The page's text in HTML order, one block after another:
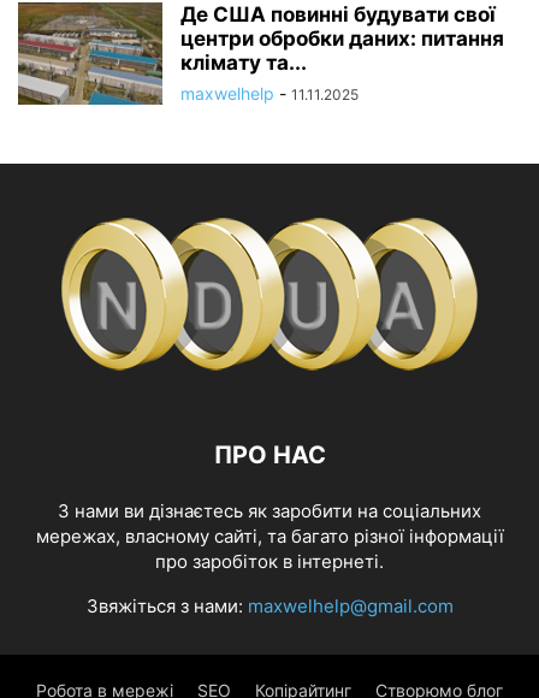
Де США повинні будувати свої
центри обробки даних: питання
клімату та...
maxwelhelp - 11.11.2025
ПРО НАС
З нами ви дізнаєтесь як заробити на соціальних
мережах, власному сайті, та багато різної інформації
про заробіток в інтернеті.
Звяжіться з нами: maxwelhelp@gmail.com
Робота в мережі SEO Копірайтинг Створюмо блог